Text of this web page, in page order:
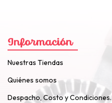
Información
Nuestras Tiendas
Quiénes somos
Despacho, Costo y Condiciones.